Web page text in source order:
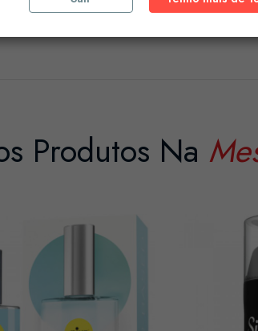
Produtos Na